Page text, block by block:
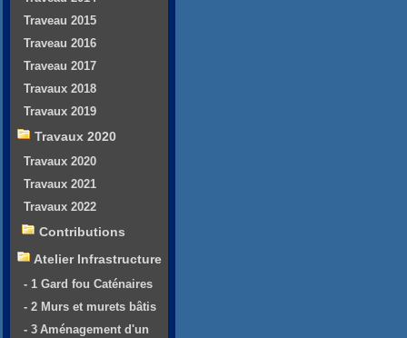
Traveau 2015
Traveau 2016
Traveau 2017
Travaux 2018
Travaux 2019
Travaux 2020
Travaux 2020
Travaux 2021
Travaux 2022
Contributions
Atelier Infrastructure
- 1 Gard fou Caténaires
- 2 Murs et murets bâtis
- 3 Aménagement d'un